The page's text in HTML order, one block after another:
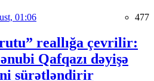
01:06 477
reallığa çevrilir:
Qafqazı dəyişə
sürətləndirir